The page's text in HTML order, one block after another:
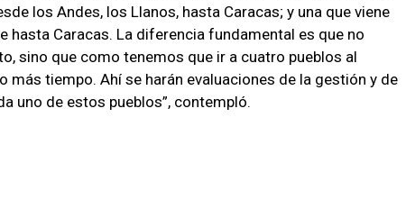
los Andes, los Llanos, hasta Caracas; y una que viene
hasta Caracas. La diferencia fundamental es que no
sino que como tenemos que ir a cuatro pueblos al
más tiempo. Ahí se harán evaluaciones de la gestión y de
uno de estos pueblos”, contempló.